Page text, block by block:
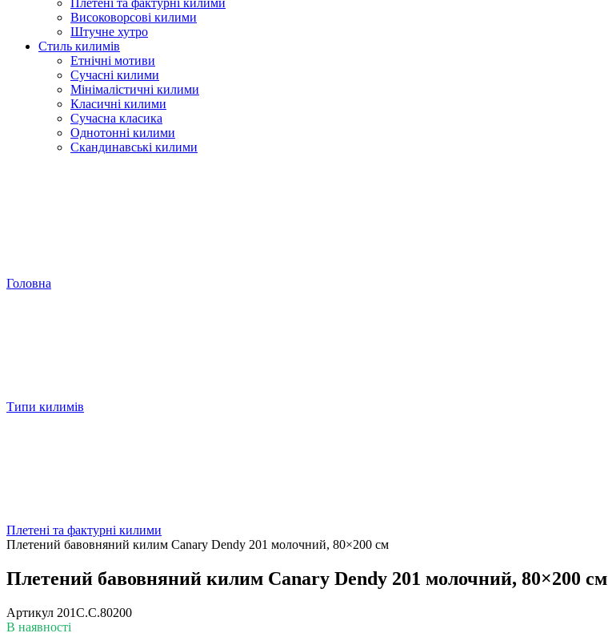
Плетені та фактурні килими
Високоворсові килими
Штучне хутро
Стиль килимів
Етнічні мотиви
Сучасні килими
Мінімалістичні килими
Класичні килими
Сучасна класика
Однотонні килими
Скандинавські килими
Головна
Типи килимів
Плетені та фактурні килими
Плетений бавовняний килим Canary Dendy 201 молочний, 80×200 см
Плетений бавовняний килим Canary Dendy 201 молочний, 80×200 см
Артикул 201C.C.80200
В наявності